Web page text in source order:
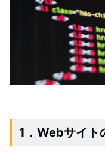
1．Webサイト